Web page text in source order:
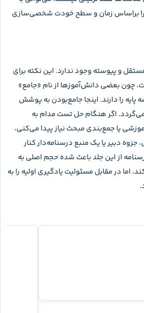
براساس زمان و سطح خودت شخصی‌سازی
و پیوسته وجود ندارد. این نکته برای
چون بعضی دانش‌آموزها از نام «جامع»
پایه را دارند. اینجا جامع‌بودن به پوشش
اگر هنگام حل تست مدام به
یا جمع‌بندی مبحث نیاز پیدا می‌کنی،
دبیر یا یک منبع درسنامه‌دار کنار
از این جلد باعث شده حجم اصلی به
اما در مقابل مسئولیت یادگیری اولیه را به